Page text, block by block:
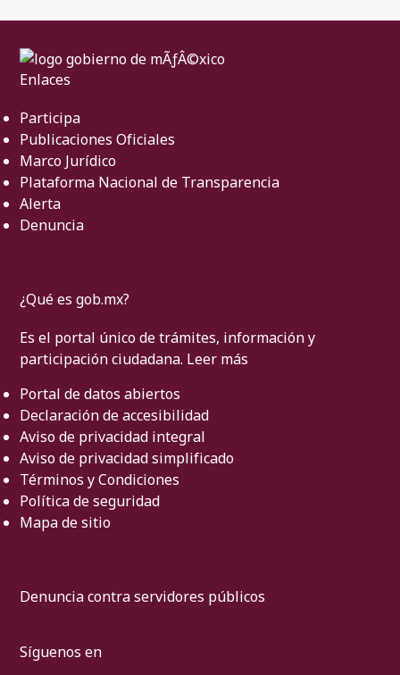
Enlaces
Participa
Publicaciones Oficiales
Marco Jurídico
Plataforma Nacional de Transparencia
Alerta
Denuncia
¿Qué es gob.mx?
Es el portal único de trámites, información y
participación ciudadana. Leer más
Portal de datos abiertos
Declaración de accesibilidad
Aviso de privacidad integral
Aviso de privacidad simplificado
Términos y Condiciones
Política de seguridad
Mapa de sitio
Denuncia contra servidores públicos
Síguenos en